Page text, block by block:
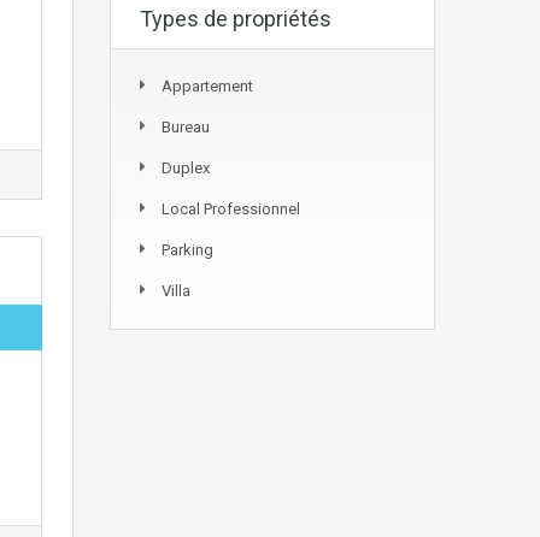
Types de propriétés
Appartement
Bureau
Duplex
Local Professionnel
Parking
Villa